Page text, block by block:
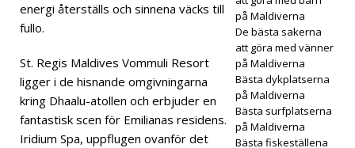
STJÄ
RNIG
A
HOT
energi återställs och sinnena väcks till
fullo.
St. Regis Maldives Vommuli Resort
ligger i de hisnande omgivningarna
kring Dhaalu-atollen och erbjuder en
fantastisk scen för Emilianas residens.
Iridium Spa, uppflugen ovanför det
på Maldiverna
De bästa sakerna
att göra med vänner
på Maldiverna
Bästa dykplatserna
på Maldiverna
Bästa surfplatserna
på Maldiverna
Bästa fiskeställena